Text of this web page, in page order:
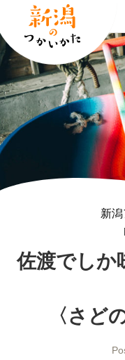
新
佐渡でしか
〈さど